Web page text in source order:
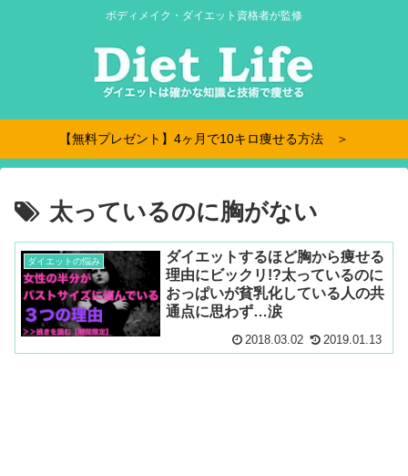
ボディメイク・ダイエット資格者が監修
【無料プレゼント】4ヶ月で10キロ痩せる方法 ＞
太っているのに胸がない
ダイエットの悩み
ダイエットするほど胸から痩せる
理由にビックリ!?太っているのに
おっぱいが貧乳化している人の共
通点に思わず…涙
2018.03.02 2019.01.13